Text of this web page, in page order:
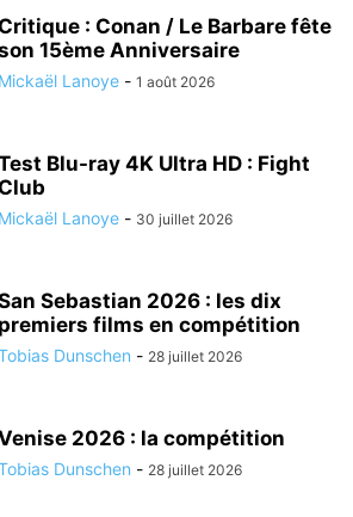
: Conan / Le Barbare fête
15ème Anniversaire
Mickaël Lanoye - 1 août 2026
Blu-ray 4K Ultra HD : Fight
Mickaël Lanoye - 30 juillet 2026
Sebastian 2026 : les dix
premiers films en compétition
Dunschen - 28 juillet 2026
2026 : la compétition
Dunschen - 28 juillet 2026